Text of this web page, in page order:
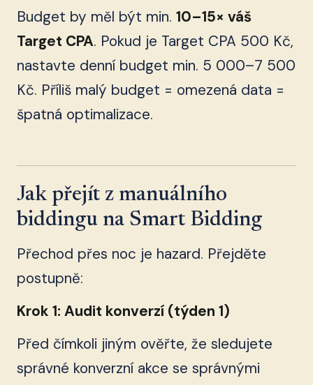
Budget by měl být min. 10–15× váš
Target CPA. Pokud je Target CPA 500 Kč,
nastavte denní budget min. 5 000–7 500
Kč. Příliš malý budget = omezená data =
špatná optimalizace.
Jak přejít z manuálního
biddingu na Smart Bidding
Přechod přes noc je hazard. Přejděte
postupně:
Krok 1: Audit konverzí (týden 1)
Před čímkoli jiným ověřte, že sledujete
správné konverzní akce se správnými